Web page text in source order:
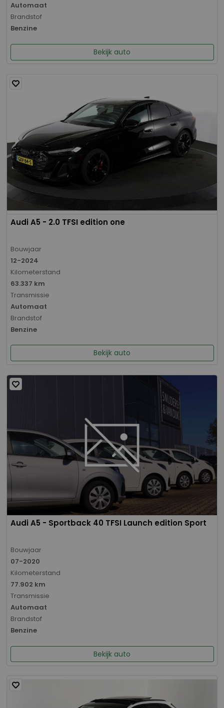
Automaat
Brandstof
Benzine
Bekijk auto
Audi A5 - 2.0 TFSI edition one
Bouwjaar
12-2024
Kilometerstand
63.337 km
Transmissie
Automaat
Brandstof
Benzine
Bekijk auto
Audi A5 - Sportback 40 TFSI Launch edition Sport
Bouwjaar
07-2020
Kilometerstand
77.902 km
Transmissie
Automaat
Brandstof
Benzine
Bekijk auto